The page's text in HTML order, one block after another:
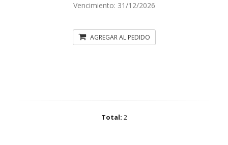
Vencimiento: 31/12/2026
AGREGAR AL PEDIDO
Total: 2